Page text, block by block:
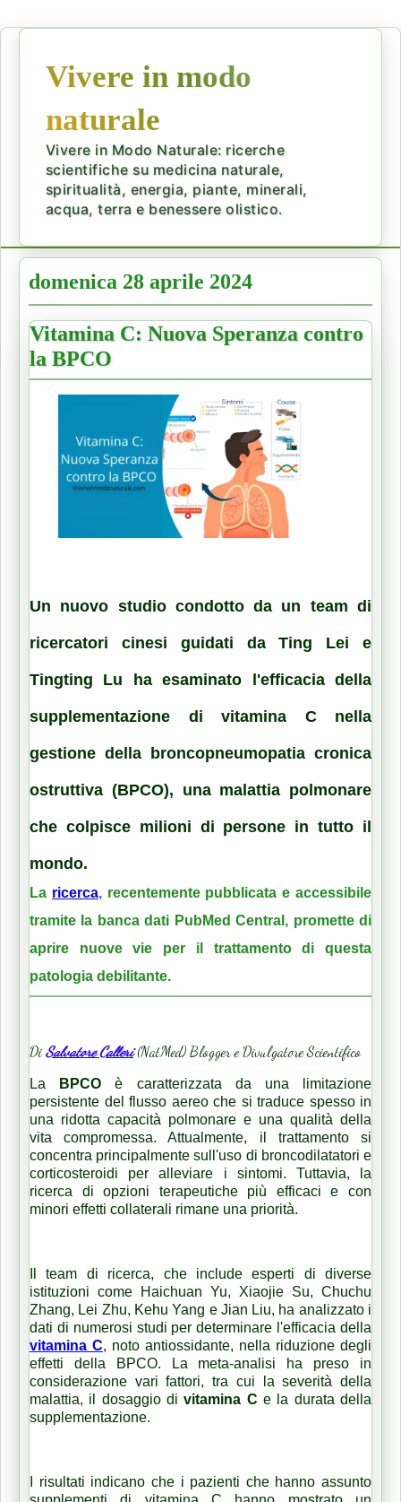
Vivere in modo
naturale
Vivere in Modo Naturale: ricerche
scientifiche su medicina naturale,
spiritualità, energia, piante, minerali,
acqua, terra e benessere olistico.
domenica 28 aprile 2024
Vitamina C: Nuova Speranza contro
la BPCO
Un nuovo studio condotto da un team di
ricercatori cinesi guidati da Ting Lei e
Tingting Lu ha esaminato l'efficacia della
supplementazione di vitamina Cnella
gestione della broncopneumopatia cronica
ostruttiva (BPCO), una malattia polmonare
che colpisce milioni di persone in tutto il
mondo.
La ricerca, recentemente pubblicata e accessibile
tramite la banca dati PubMed Central, promette di
aprire nuove vie per il trattamento di questa
patologia debilitante.
Di Salvatore Calleri(NatMed) Blogger e Divulgatore Scientifico
La BPCO è caratterizzata da una limitazione
persistente del flusso aereo che si traduce spesso in
una ridotta capacità polmonare e una qualità della
vita compromessa. Attualmente, il trattamento si
concentra principalmente sull'uso di broncodilatatori e
corticosteroidi per alleviare i sintomi. Tuttavia, la
ricerca di opzioni terapeutiche più efficaci e con
minori effetti collaterali rimane una priorità.
Il team di ricerca, che include esperti di diverse
istituzioni come Haichuan Yu, Xiaojie Su, Chuchu
Zhang, Lei Zhu, Kehu Yang e Jian Liu, ha analizzato i
dati di numerosi studi per determinare l'efficacia della
vitamina C, noto antiossidante, nella riduzione degli
effetti della BPCO. La meta-analisi ha preso in
considerazione vari fattori, tra cui la severità della
malattia, il dosaggio divitamina C e la durata della
supplementazione.
I risultati indicano che i pazienti che hanno assunto